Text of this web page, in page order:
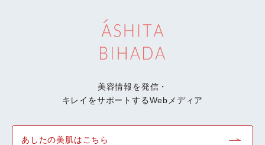
美容情報を発信・
キレイをサポートするWebメディア
あしたの美肌はこちら